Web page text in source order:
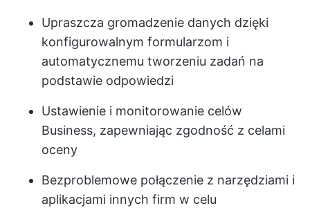
Upraszcza gromadzenie danych dzięki
konfigurowalnym formularzom i
automatycznemu tworzeniu zadań na
podstawie odpowiedzi
Ustawienie i monitorowanie celów
Business, zapewniając zgodność z celami
oceny
Bezproblemowe połączenie z narzędziami i
aplikacjami innych firm w celu